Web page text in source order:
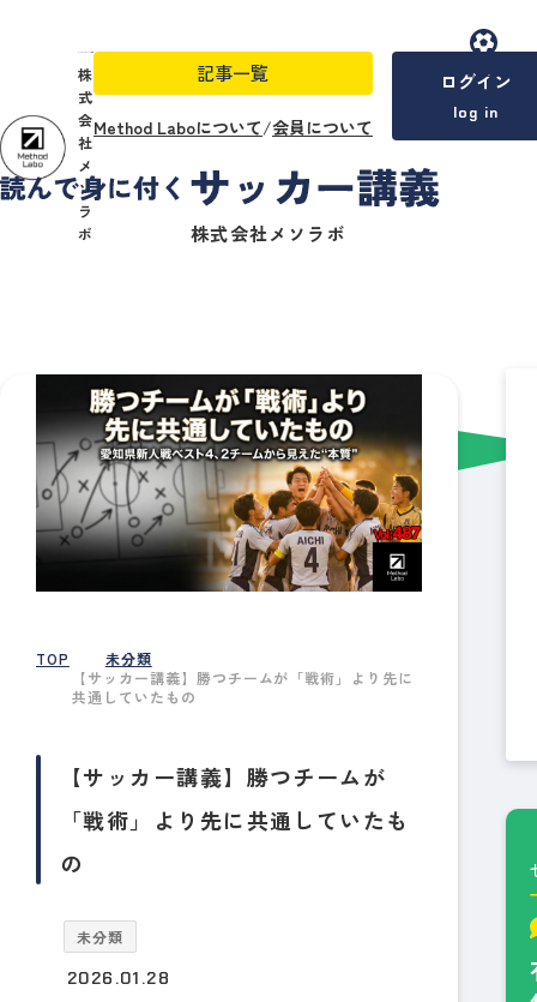
株
式
会
社
メ
ソ
ラ
ボ
記事一覧
Method Laboについて/会員について
ログイン
log in
株式会社メソラボ
menu
TOP
未分類
【サッカー講義】勝つチームが「戦術」より先に
共通していたもの
【サッカー講義】勝つチームが
「戦術」より先に共通していたも
の
未分類
2026.01.28